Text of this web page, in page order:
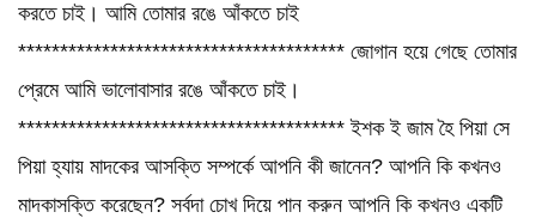
করতে চাই। আমি তোমার রঙে আঁকতে চাই
*************************************** জোগান হয়ে গেছে তোমার
প্রেমে আমি ভালোবাসার রঙে আঁকতে চাই।
*************************************** ইশক ই জাম হৈ পিয়া সে
পিয়া হ্যায় মাদকের আসক্তি সম্পর্কে আপনি কী জানেন? আপনি কি কখনও
মাদকাসক্তি করেছেন? সর্বদা চোখ দিয়ে পান করুন আপনি কি কখনও একটি